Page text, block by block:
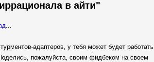
в айти"
адаптеров, у тебя может будет работать
пожалуйста, своим фидбеком на своем